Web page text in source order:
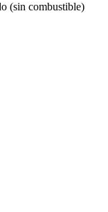
(sin combustible)